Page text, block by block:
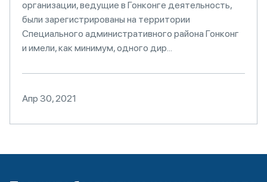
организации, ведущие в Гонконге деятельность,
были зарегистрированы на территории
Специального административного района Гонконг
и имели, как минимум, одного дир...
Апр 30, 2021